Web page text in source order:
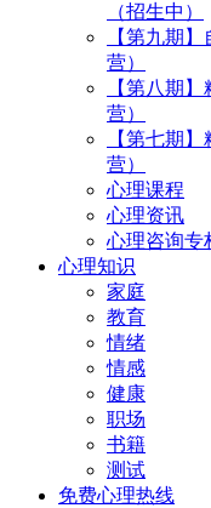
（招生中）
【第九期
营）
【第八期
营）
【第七期
营）
心理课程
心理资讯
心理咨询专
心理知识
家庭
教育
情绪
情感
健康
职场
书籍
测试
免费心理热线